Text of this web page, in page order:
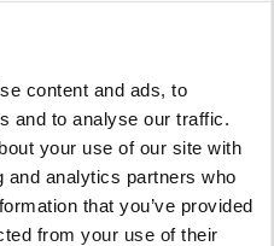
content and ads, to
and to analyse our traffic.
your use of our site with
and analytics partners who
that you’ve provided
from your use of their
data